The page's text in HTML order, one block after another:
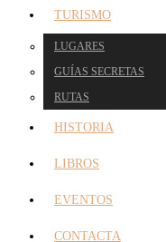
TURISMO
LUGARES
GUÍAS SECRETAS
RUTAS
HISTORIA
LIBROS
EVENTOS
CONTACTA